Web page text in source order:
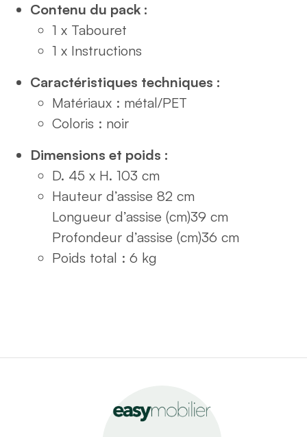
Contenu du pack :
1 x Tabouret
1 x Instructions
Caractéristiques techniques :
Matériaux : métal/PET
Coloris : noir
Dimensions et poids :
D. 45 x H. 103 cm
Hauteur d’assise 82 cm
Longueur d’assise (cm)39 cm
Profondeur d’assise (cm)36 cm
Poids total : 6 kg